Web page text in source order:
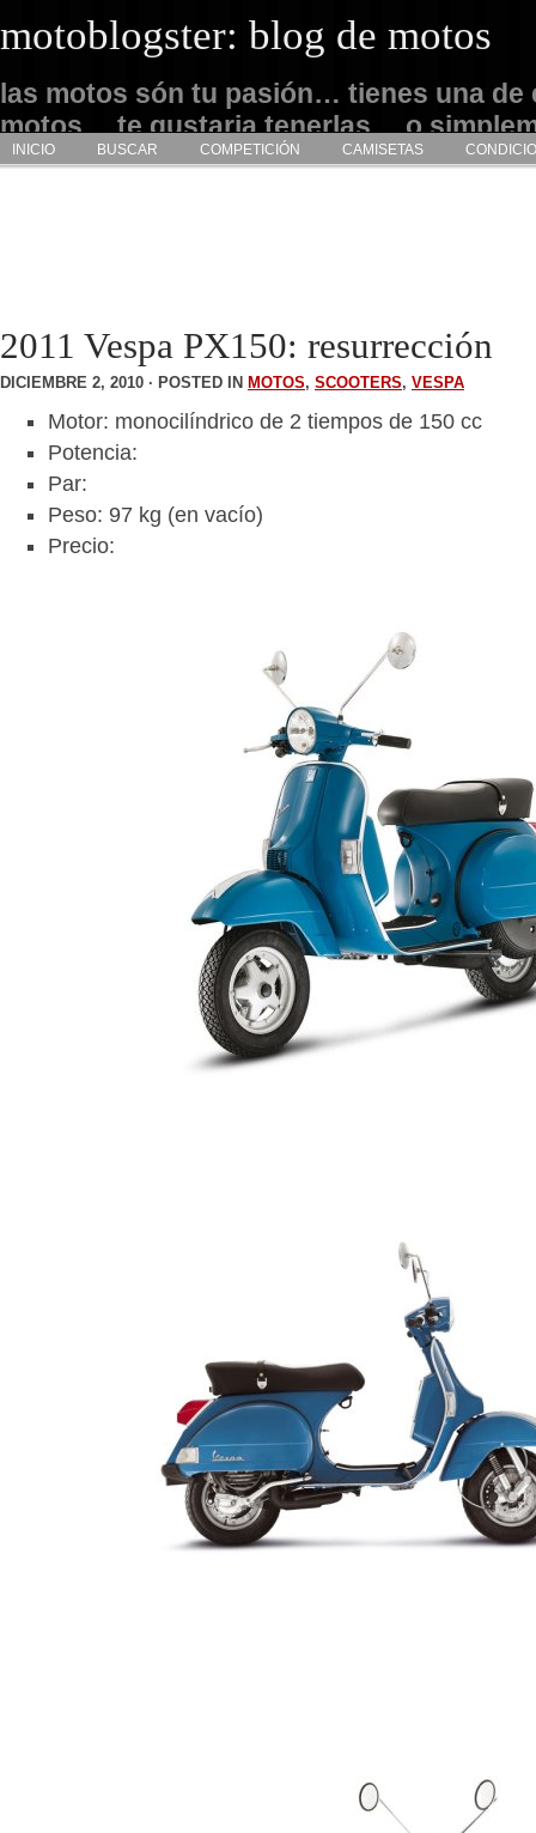
motoblogster: blog de motos
las motos són tu pasión… tienes una de
motos… te gustaria tenerlas… o
admirarlas… este es tu sitio
INICIO BUSCAR COMPETICIÓN CAMISETAS
2011 Vespa PX150: resurrección
DICIEMBRE 2, 2010 · POSTED IN MOTOS, SCOOTERS, VESPA
Motor: monocilíndrico de 2 tiempos de 150 cc
Potencia:
Par:
Peso: 97 kg (en vacío)
Precio: